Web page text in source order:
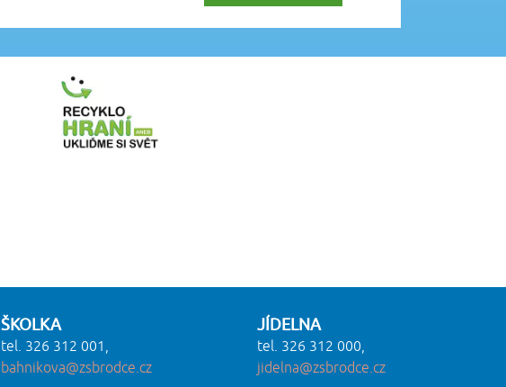
ŠKOLKA
tel. 326 312 001,
bahnikova@zsbrodce.cz
JÍDELNA
tel. 326 312 000,
jidelna@zsbrodce.cz